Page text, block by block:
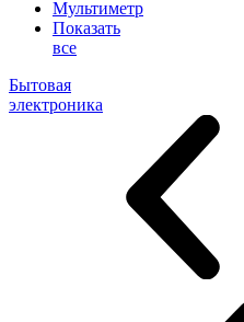
Мультиметр
Показать
все
Бытовая
электроника